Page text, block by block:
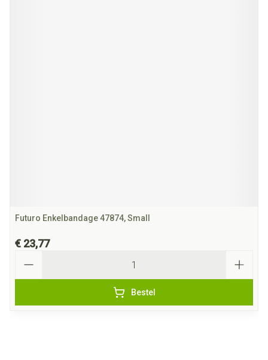
Futuro Enkelbandage 47874, Small
€ 23,77
Bestel